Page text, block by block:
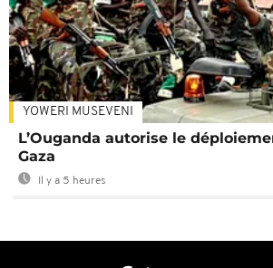
YOWERI MUSEVENI
L’Ouganda autorise le
Gaza
Il y a 5 heures